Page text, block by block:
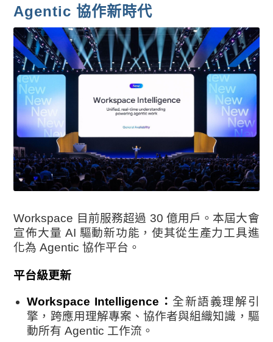
Agentic 協作新時代
Workspace 目前服務超過 30 億用戶。本屆大會
宣佈大量 AI 驅動新功能，使其從生產力工具進
化為 Agentic 協作平台。
平台級更新
Workspace Intelligence： 全新語義理解引
擎，跨應用理解專案、協作者與組織知識，驅
動所有 Agentic 工作流。